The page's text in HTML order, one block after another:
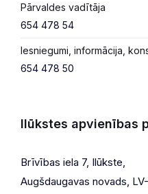
Pārvaldes vadītāja
654 478 54
Iesniegumi, informācija,
654 478 50
Ilūkstes apvienības
Brīvības iela 7, Ilūkste,
Augšdaugavas novads,